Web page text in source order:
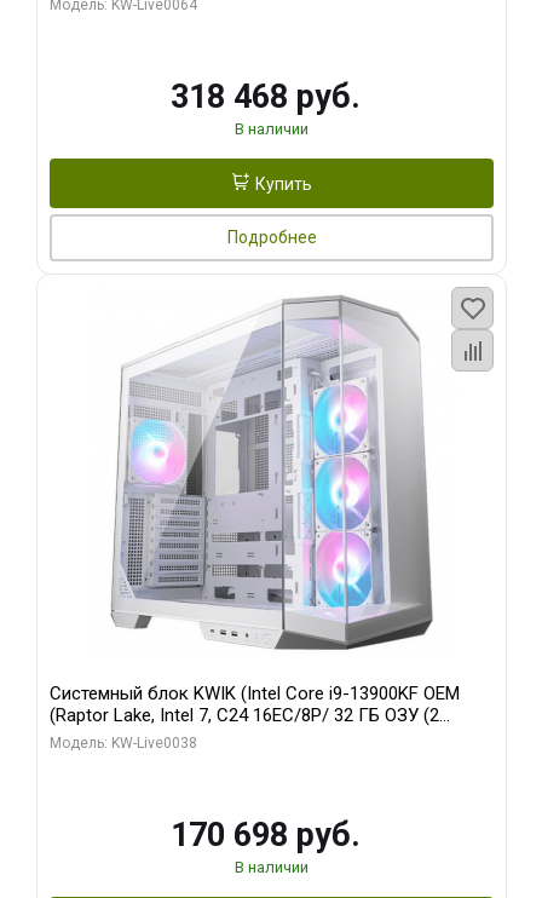
Модель: KW-Live0064
318 468 руб.
В наличии
Купить
Подробнее
Системный блок KWIK (Intel Core i9-13900KF OEM
(Raptor Lake, Intel 7, C24 16EC/8P/ 32 ГБ ОЗУ (2
модуля)/ Gigabyte RX9070XT GAMING OC 16GB GDDR6
Модель: KW-Live0038
170 698 руб.
В наличии